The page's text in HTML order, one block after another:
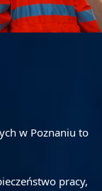
w Poznaniu to
pracy,